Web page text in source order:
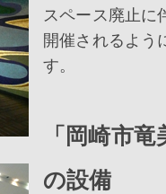
スペース廃止に
開催されるよう
す。
「岡崎市
の設備